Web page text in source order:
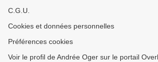
C.G.U.
Cookies et données personnelles
Préférences cookies
Voir le profil de Andrée Oger sur le portail